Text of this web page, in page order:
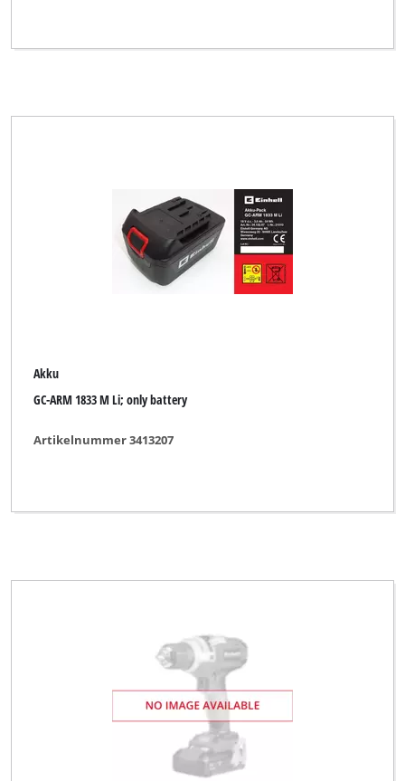
Akku
GC-ARM 1833 M Li; only battery
Artikelnummer 3413207